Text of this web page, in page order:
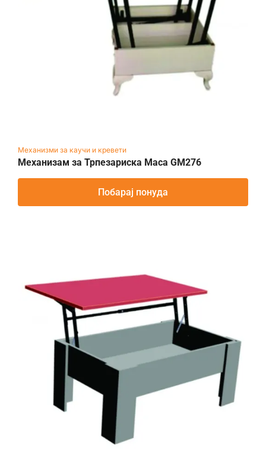
Механизми за каучи и кревети
Механизам за Трпезариска Маса GM276
Побарај понуда